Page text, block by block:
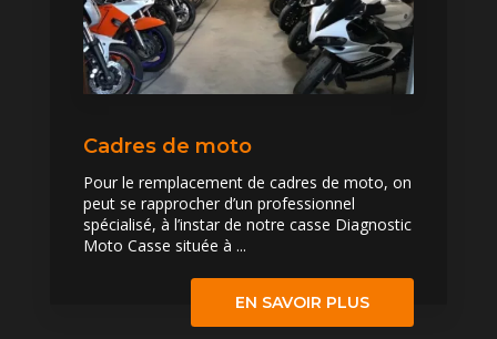
Cadres de moto
Pour le remplacement de cadres de moto, on
peut se rapprocher d’un professionnel
spécialisé, à l’instar de notre casse Diagnostic
Moto Casse située à ...
EN SAVOIR PLUS